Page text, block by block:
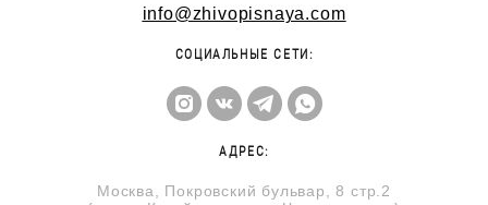
info@zhivopisnaya.com
СОЦИАЛЬНЫЕ СЕТИ:
АДРЕС:
Москва, Покровский бульвар, 8 стр.2